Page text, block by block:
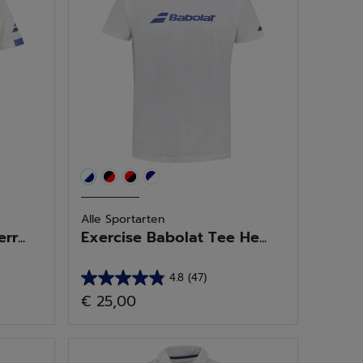
Alle Sportarten
Exercise Babolat Tee He...
4.8 (47)
4.8
von
€ 25,00